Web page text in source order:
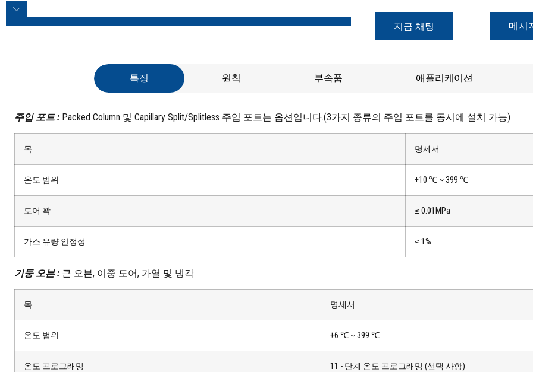
지금 채팅 메시
특징 원칙 부속품 애플리케이션
주입 포트 : Packed Column 및 Capillary Split/Splitless 주입 포트는 옵션입니다.(3가지 종류의 주입 포트를 동시에 설치 가능)
목 명세서
온도 범위 +10 ℃ ~ 399 ℃
도어 꽉 ≤ 0.01MPa
가스 유량 안정성 ≤ 1%
기둥 오븐 : 큰 오븐, 이중 도어, 가열 및 냉각
목 명세서
온도 범위 +6 ℃ ~ 399 ℃
온도 프로그래밍 11 - 단계 온도 프로그래밍 (선택 사항)